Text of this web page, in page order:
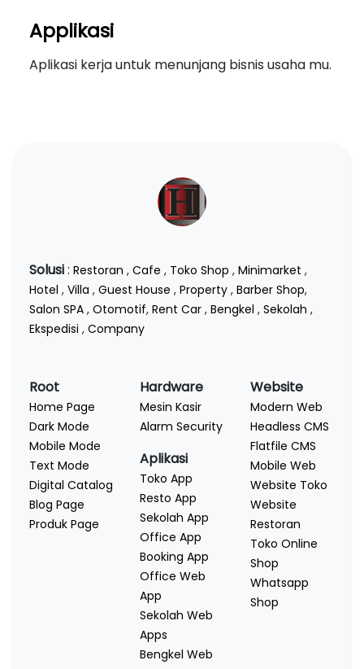
Applikasi
Aplikasi kerja untuk menunjang bisnis usaha mu.
Solusi: Restoran , Cafe , Toko Shop , Minimarket ,
Hotel , Villa , Guest House , Property , Barber Shop,
Salon SPA , Otomotif, Rent Car , Bengkel , Sekolah ,
Ekspedisi , Company
Root
Home Page
Dark Mode
Mobile Mode
Text Mode
Digital Catalog
Blog Page
Produk Page
Hardware
Mesin Kasir
Alarm Security
Aplikasi
Toko App
Resto App
Sekolah App
Office App
Booking App
Office Web
App
Sekolah Web
Apps
Bengkel Web
Website
Modern Web
Headless CMS
Flatfile CMS
Mobile Web
Website Toko
Website
Restoran
Toko Online
Shop
Whatsapp
Shop